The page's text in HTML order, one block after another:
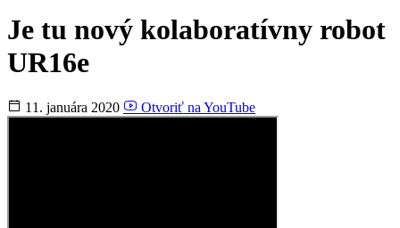
Je tu nový kolaboratívny robot
UR16e
11. januára 2020 Otvoriť na YouTube